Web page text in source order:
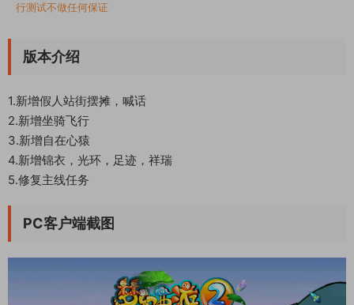
行测试不做任何保证
版本介绍
1.新增假人站街摆摊，喊话
2.新增坐骑飞行
3.新增自在心猿
4.新增锦衣，光环，足迹，祥瑞
5.修复主线任务
PC客户端截图